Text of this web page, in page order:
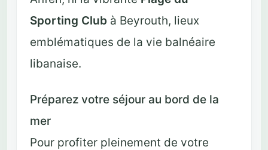
Sporting Club à Beyrouth, lieux
emblématiques de la vie balnéaire
libanaise.
Préparez votre séjour au bord de la
mer
Pour profiter pleinement de votre